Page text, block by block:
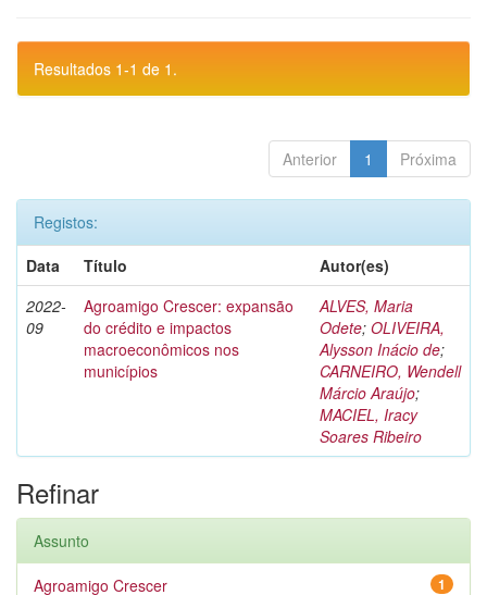
Resultados 1-1 de 1.
Anterior 1 Próxima
Registos:
Data
Título
Autor(es)
2022-
09
Agroamigo Crescer: expansão
do crédito e impactos
macroeconômicos nos
municípios
ALVES, Maria
Odete; OLIVEIRA,
Alysson Inácio de;
CARNEIRO, Wendell
Márcio Araújo;
MACIEL, Iracy
Soares Ribeiro
Refinar
Assunto
1
Agroamigo Crescer